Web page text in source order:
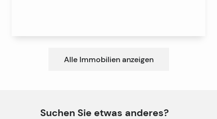
Alle Immobilien anzeigen
Suchen Sie etwas anderes?